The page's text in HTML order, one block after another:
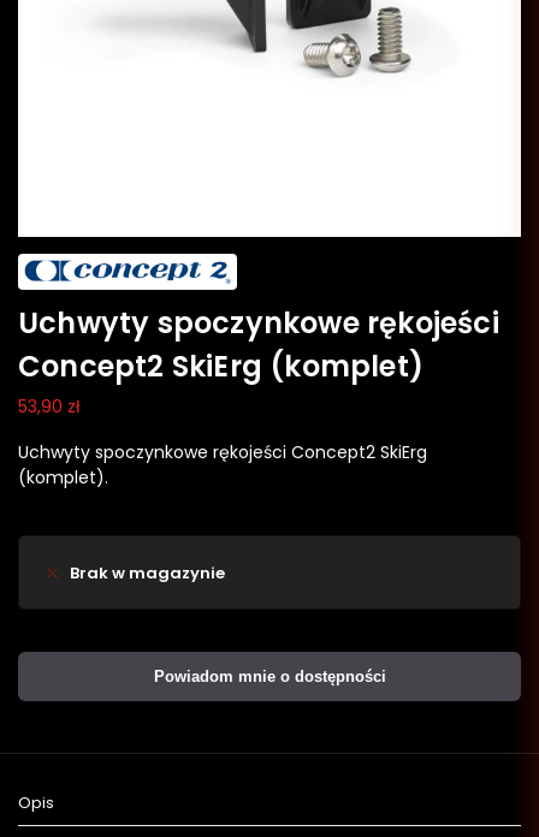
Uchwyty spoczynkowe rękojeści
Concept2 SkiErg (komplet)
53,90 zł
Uchwyty spoczynkowe rękojeści Concept2 SkiErg
(komplet).
Brak w magazynie
Powiadom mnie o dostępności
Opis